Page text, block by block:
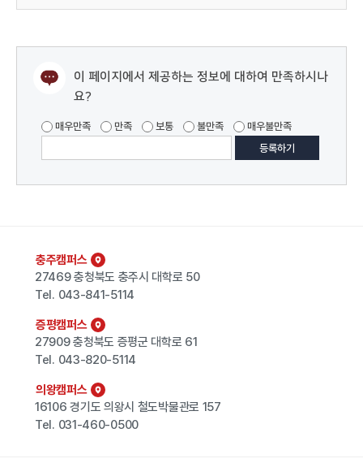
이 페이지에서 제공하는 정보에 대하여 만족하시나
요?
매우만족 만족 보통 불만족 매우불만족
충주캠퍼스
27469 충청북도 충주시 대학로 50
Tel. 043-841-5114
증평캠퍼스
27909 충청북도 증평군 대학로 61
Tel. 043-820-5114
의왕캠퍼스
16106 경기도 의왕시 철도박물관로 157
Tel. 031-460-0500